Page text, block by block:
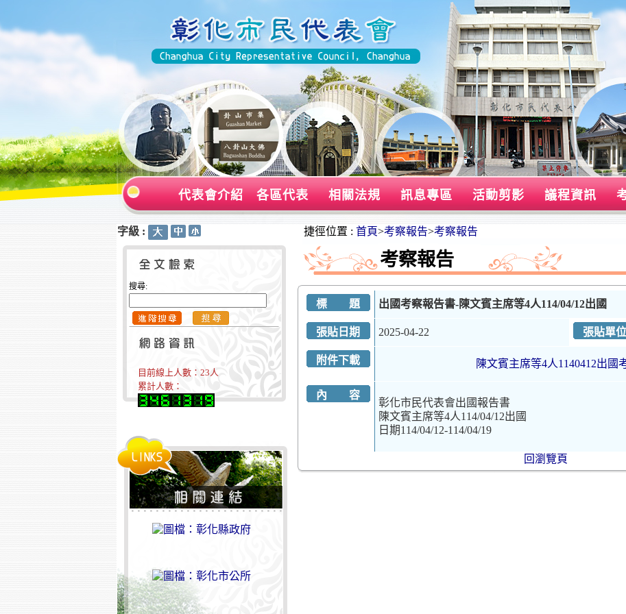
代表會介紹 各區代表 相關法規 訊息專區 活動剪影 議程資訊
字級 :
搜尋:
目前線上人數： 23人
累計人數：
捷徑位置 : 首頁>考察報告>考察報告
考察報告
標 題 出國考察報告書-陳文賓主席等4人114/04/12出國
張貼日期 2025-04-22 張貼單位
附件下載 陳文賓主席等4人1140412出國
內 容
彰化市民代表會出國報告書
陳文賓主席等4人114/04/12出國
日期114/04/12-114/04/19
回瀏覽頁